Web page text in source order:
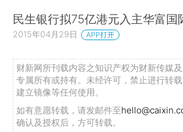
民生银行拟75亿港元入主华富国
2015年04月29日 APP打开
财新网所刊载内容之知识产权为财新传媒
专属所有或持有。未经许可，禁止进行转
建立镜像等任何使用。
如有意愿转载，请发邮件至
确认及授权后，方可转载。